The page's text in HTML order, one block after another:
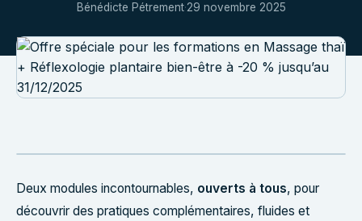
Bénédicte Pétrement·29 novembre 2025
Deux modules incontournables, ouverts à tous, pour
découvrir des pratiques complémentaires, fluides et